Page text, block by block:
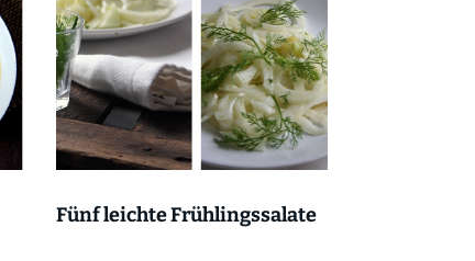
Fünf leichte Frühlingssalate